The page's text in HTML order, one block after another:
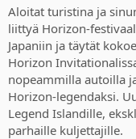
Aloitat turistina ja
liittyä Horizon-
Japaniin ja täytät
Horizon
nopeammilla autoilla
Horizon-legendaksi.
Legend Islandille,
parhaille kuljettajille.